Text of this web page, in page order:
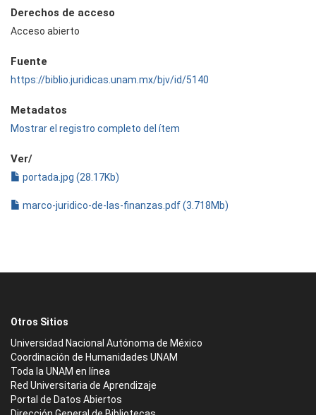
Derechos de acceso
Acceso abierto
Fuente
https://biblio.juridicas.unam.mx/bjv/id/5140
Metadatos
Mostrar el registro completo del ítem
Ver/
portada.jpg (28.17Kb)
marco-juridico-de-las-finanzas.pdf (3.718Mb)
Otros Sitios
Universidad Nacional Autónoma de México
Coordinación de Humanidades UNAM
Toda la UNAM en línea
Red Universitaria de Aprendizaje
Portal de Datos Abiertos